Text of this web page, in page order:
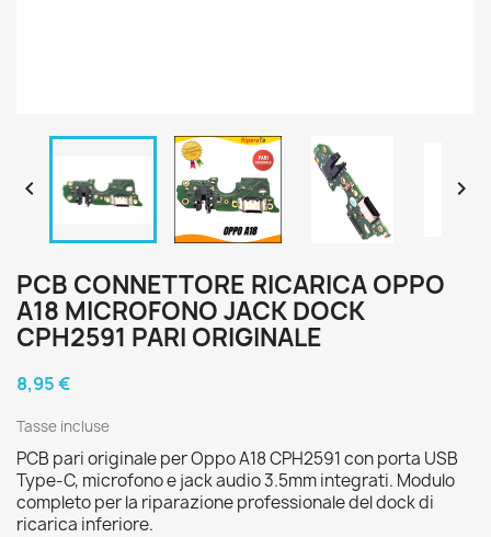
 
PCB CONNETTORE RICARICA OPPO
A18 MICROFONO JACK DOCK
CPH2591 PARI ORIGINALE
8,95 €
Tasse incluse
PCB pari originale per Oppo A18 CPH2591 con porta USB
Type-C, microfono e jack audio 3.5mm integrati. Modulo
completo per la riparazione professionale del dock di
ricarica inferiore.